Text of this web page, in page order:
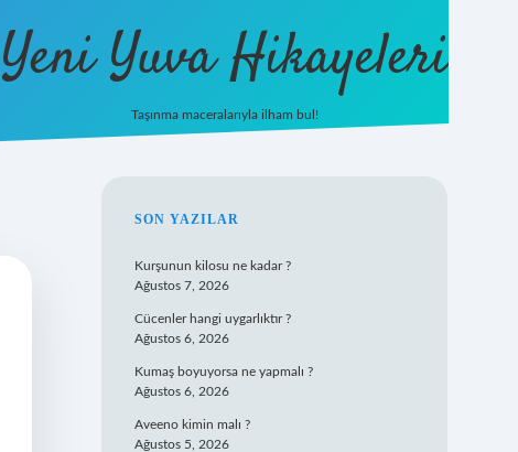
Yeni Yuva Hikayeleri
Taşınma maceralarıyla ilham bul!
SIDEBAR
SON YAZILAR
Kurşunun kilosu ne kadar ?
Ağustos 7, 2026
Cücenler hangi uygarlıktır ?
Ağustos 6, 2026
Kumaş boyuyorsa ne yapmalı ?
Ağustos 6, 2026
Aveeno kimin malı ?
Ağustos 5, 2026